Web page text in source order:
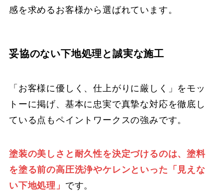
感を求めるお客様から選ばれています。
妥協のない下地処理と誠実な施工
「お客様に優しく、仕上がりに厳しく」をモッ
トーに掲げ、基本に忠実で真摯な対応を徹底し
ている点もペイントワークスの強みです。
塗装の美しさと耐久性を決定づけるのは、塗料
を塗る前の高圧洗浄やケレンといった「見えな
い下地処理」 です。